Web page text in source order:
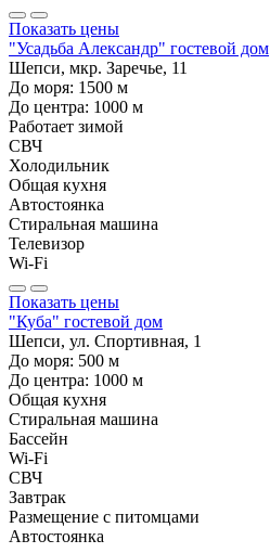
Показать цены
"Усадьба Александр" гостевой дом
Шепси, мкр. Заречье, 11
До моря: 1500 м
До центра: 1000 м
Работает зимой
СВЧ
Холодильник
Общая кухня
Автостоянка
Стиральная машина
Телевизор
Wi-Fi
Показать цены
"Куба" гостевой дом
Шепси, ул. Спортивная, 1
До моря: 500 м
До центра: 1000 м
Общая кухня
Стиральная машина
Бассейн
Wi-Fi
СВЧ
Завтрак
Размещение с питомцами
Автостоянка